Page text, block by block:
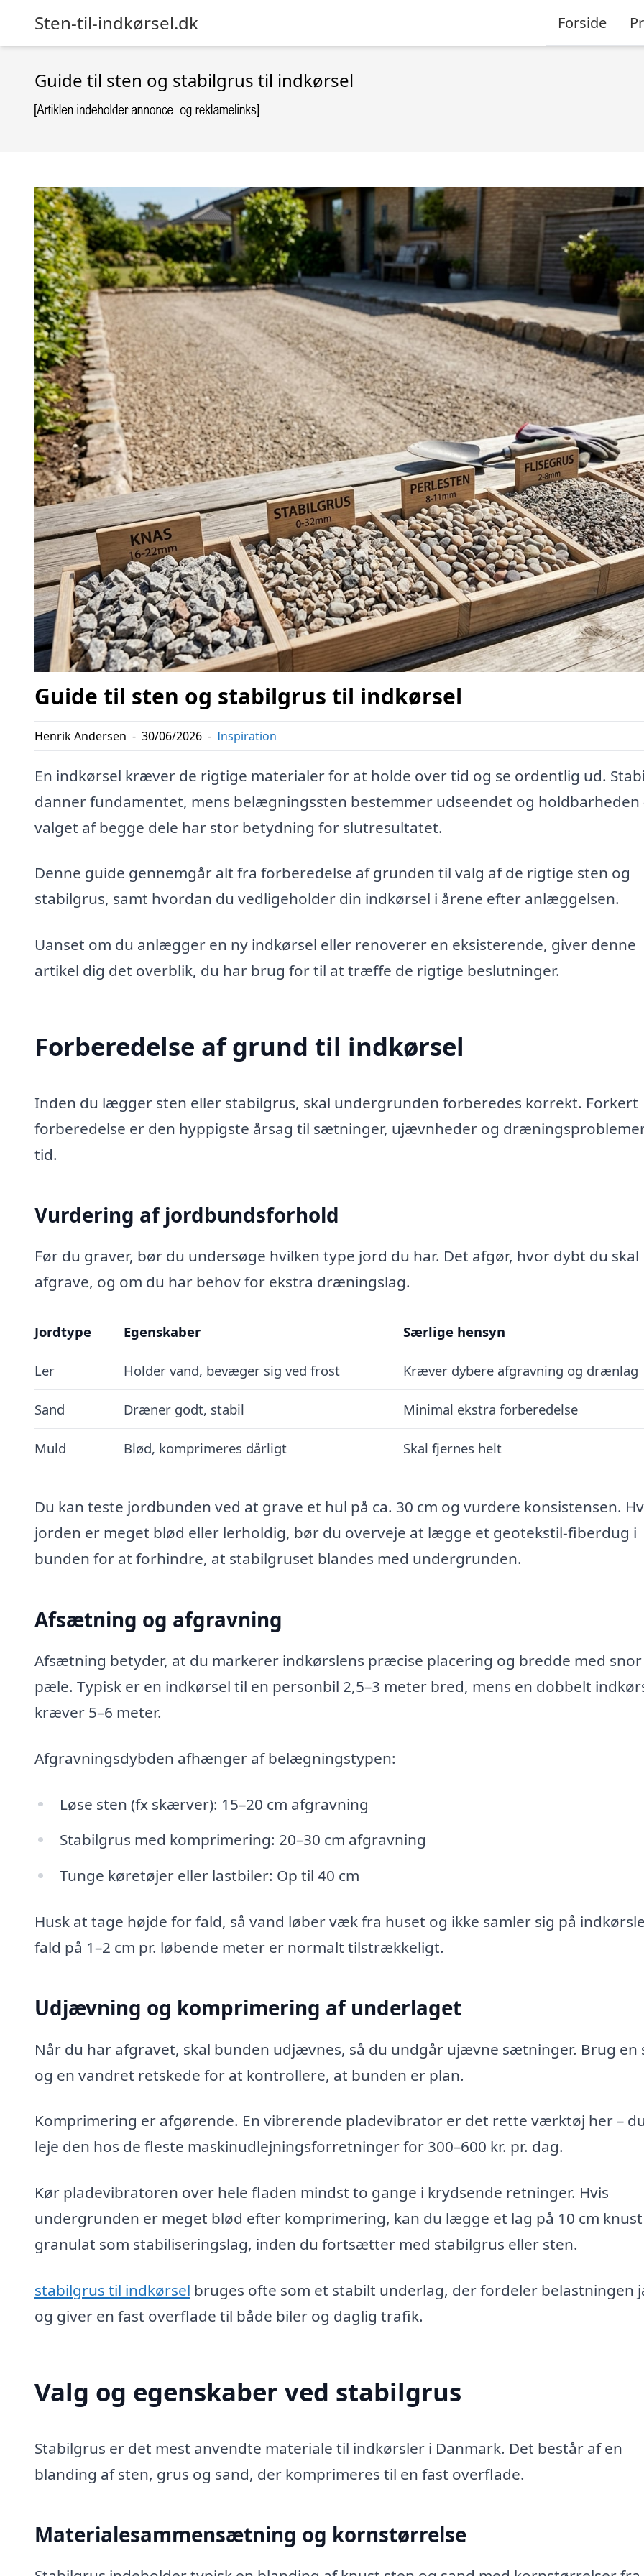
Sten-til-indkørsel.dk Forside
Guide til sten og stabilgrus til indkørsel
Guide til sten og stabilgrus til indkørsel
Henrik Andersen - 30/06/2026 - Inspiration
En indkørsel kræver de rigtige materialer for at holde over tid og se ordentlig ud.
danner fundamentet, mens belægningssten bestemmer udseendet og holdbarheden
valget af begge dele har stor betydning for slutresultatet.
Denne guide gennemgår alt fra forberedelse af grunden til valg af de rigtige sten og
stabilgrus, samt hvordan du vedligeholder din indkørsel i årene efter anlæggelsen.
Uanset om du anlægger en ny indkørsel eller renoverer en eksisterende, giver denne
artikel dig det overblik, du har brug for til at træffe de rigtige beslutninger.
Forberedelse af grund til indkørsel
Inden du lægger sten eller stabilgrus, skal undergrunden forberedes korrekt. Forkert
forberedelse er den hyppigste årsag til sætninger, ujævnheder og
tid.
Vurdering af jordbundsforhold
Før du graver, bør du undersøge hvilken type jord du har. Det afgør, hvor dybt du skal
afgrave, og om du har behov for ekstra dræningslag.
Jordtype Egenskaber Særlige hensyn
Ler Holder vand, bevæger sig ved frost Kræver dybere afgravning og drænlag
Sand Dræner godt, stabil Minimal ekstra forberedelse
Muld Blød, komprimeres dårligt Skal fjernes helt
Du kan teste jordbunden ved at grave et hul på ca. 30 cm og vurdere konsistensen.
jorden er meget blød eller lerholdig, bør du overveje at lægge et geotekstil-fiberdug i
bunden for at forhindre, at stabilgruset blandes med undergrunden.
Afsætning og afgravning
Afsætning betyder, at du markerer indkørslens præcise placering og bredde med
pæle. Typisk er en indkørsel til en personbil 2,5–3 meter bred, mens en dobbelt
kræver 5–6 meter.
Afgravningsdybden afhænger af belægningstypen:
Løse sten (fx skærver): 15–20 cm afgravning
Stabilgrus med komprimering: 20–30 cm afgravning
Tunge køretøjer eller lastbiler: Op til 40 cm
Husk at tage højde for fald, så vand løber væk fra huset og ikke samler sig på
fald på 1–2 cm pr. løbende meter er normalt tilstrækkeligt.
Udjævning og komprimering af underlaget
Når du har afgravet, skal bunden udjævnes, så du undgår ujævne sætninger. Brug en
og en vandret retskede for at kontrollere, at bunden er plan.
Komprimering er afgørende. En vibrerende pladevibrator er det rette værktøj her –
leje den hos de fleste maskinudlejningsforretninger for 300–600 kr. pr. dag.
Kør pladevibratoren over hele fladen mindst to gange i krydsende retninger. Hvis
undergrunden er meget blød efter komprimering, kan du lægge et lag på 10 cm knust
granulat som stabiliseringslag, inden du fortsætter med stabilgrus eller sten.
stabilgrus til indkørsel bruges ofte som et stabilt underlag, der fordeler belastningen
og giver en fast overflade til både biler og daglig trafik.
Valg og egenskaber ved stabilgrus
Stabilgrus er det mest anvendte materiale til indkørsler i Danmark. Det består af en
blanding af sten, grus og sand, der komprimeres til en fast overflade.
Materialesammensætning og kornstørrelse